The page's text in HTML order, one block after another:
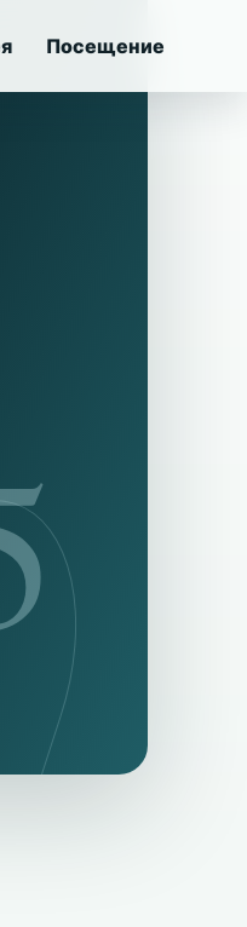
Посещение